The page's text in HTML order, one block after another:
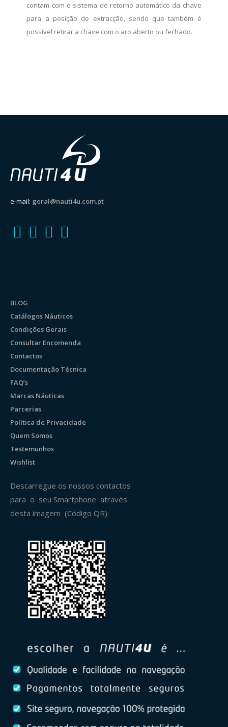
contam com o sistema de retorno automático da chave
para a posição de extracção, sendo que também é
possível retirar a chave com o aro aberto ou fechado.
e-mail: geral@nauti4u.com.pt
BLOG
Catálogos Náuticos
Condições Gerais
Consultar Encomenda
Contactos
Documentação Técnica
FAQ’s
Marcas Náuticas
Parcerias
Política de Privacidade
Quem Somos
Testemunhos
Wishlist
Descarregue os nossos contactos
para o seu Smartphone através
desta imagem (Código QR):